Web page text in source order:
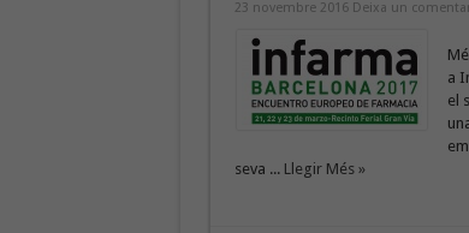
23 novembre 2016 Deixa un
a
el
seva ... Llegir Més »